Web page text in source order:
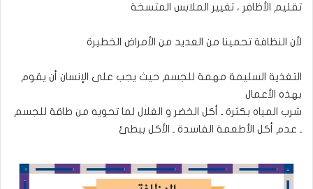
تقليم الأظافر ، تغيير الملابس المتسخة
لأن النظافة تحمينا من العديد من الأمراض الخطيرة
التغذية السليمة مهمة للجسم حيث يجب على الإنسان أن يقوم
بهذه الأعمال
شرب المياه بكثرة ـ أكل الخضر و الغلال لما تحويه من طاقة للجسم
ـ عدم أكل الأطعمة الفاسدة ـ الأكل ببطئ